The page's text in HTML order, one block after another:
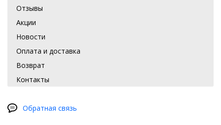
Отзывы
Акции
Новости
Оплата и доставка
Возврат
Контакты
Обратная связь